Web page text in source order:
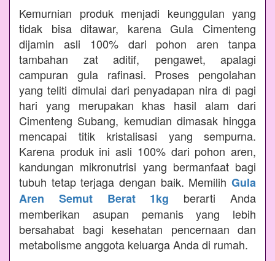
Kemurnian produk menjadi keunggulan yang
tidak bisa ditawar, karena Gula Cimenteng
dijamin asli 100% dari pohon aren tanpa
tambahan zat aditif, pengawet, apalagi
campuran gula rafinasi. Proses pengolahan
yang teliti dimulai dari penyadapan nira di pagi
hari yang merupakan khas hasil alam dari
Cimenteng Subang, kemudian dimasak hingga
mencapai titik kristalisasi yang sempurna.
Karena produk ini asli 100% dari pohon aren,
kandungan mikronutrisi yang bermanfaat bagi
tubuh tetap terjaga dengan baik. Memilih Gula
Aren Semut Berat 1kg berarti Anda
memberikan asupan pemanis yang lebih
bersahabat bagi kesehatan pencernaan dan
metabolisme anggota keluarga Anda di rumah.